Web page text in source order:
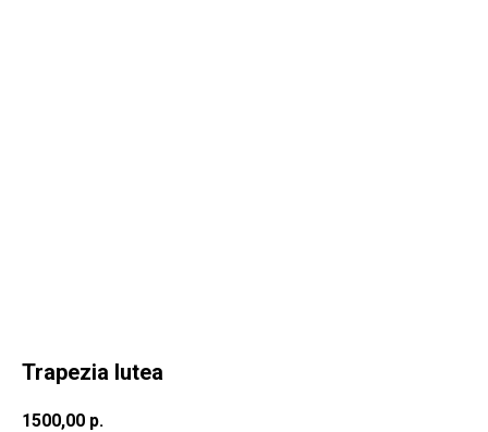
Trapezia lutea
1500,00 р.